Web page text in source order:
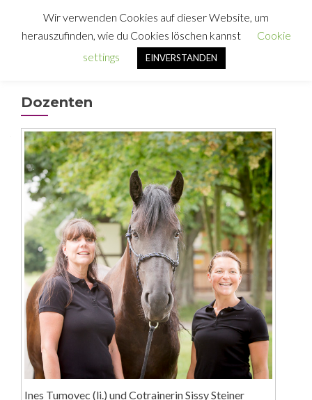
MENU
Dozenten
Ines Tumovec (li.) und Cotrainerin Sissy Steiner
Wir verwenden Cookies auf dieser Website, um
herauszufinden, wie du Cookies löschen kannst
Cookie
settings
EINVERSTANDEN